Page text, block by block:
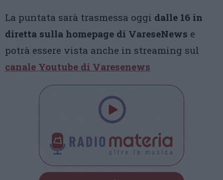
La puntata sarà trasmessa oggi dalle 16 in
diretta sulla homepage di VareseNews e
potrà essere vista anche in streaming sul
canale Youtube di Varesenews